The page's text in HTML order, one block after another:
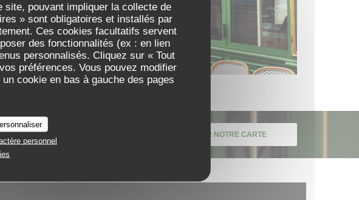
pouvant impliquer la collecte de
» sont obligatoires et installés par
Ces cookies facultatifs servent
des fonctionnalités (ex : en lien
personnalisés. Cliquez sur « Tout
préférences. Vous pouvez modifier
cookie en bas à gauche des pages
personnel
DÉCOUVRIR NOTRE CARTE